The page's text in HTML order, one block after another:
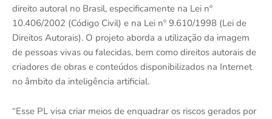
direito autoral no Brasil, especificamente na Lei nº
10.406/2002 (Código Civil) e na Lei nº 9.610/1998 (Lei de
Direitos Autorais). O projeto aborda a utilização da imagem
de pessoas vivas ou falecidas, bem como direitos autorais de
criadores de obras e conteúdos disponibilizados na Internet
no âmbito da inteligência artificial.
“Esse PL visa criar meios de enquadrar os riscos gerados por